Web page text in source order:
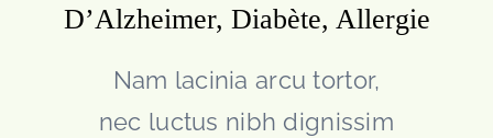
NOUS
D’Alzheimer, Diabète, Allergie
Nam lacinia arcu tortor,
nec luctus nibh dignissim